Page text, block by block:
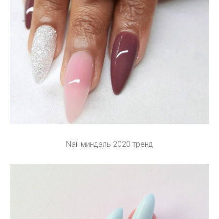
Nail миндаль 2020 тренд